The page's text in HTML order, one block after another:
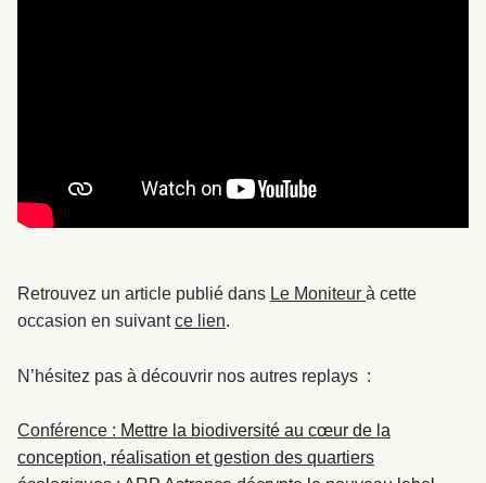
Retrouvez un article publié dans Le Moniteur à cette
occasion en suivantce lien.
N’hésitez pas à découvrir nos autres replays :
Conférence : Mettre la biodiversité au cœur de la
conception, réalisation et gestion des quartiers